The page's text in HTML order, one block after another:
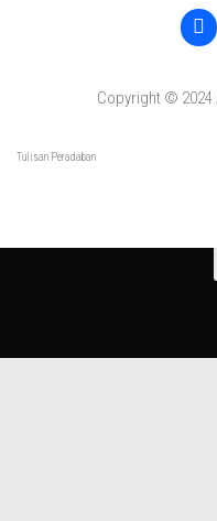
Copyright © 2024
Tulisan Peradaban